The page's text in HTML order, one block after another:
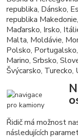
republika, Dánsko,
republika
Maďarsko, Irsko,
Malta, Moldávie,
Polsko,
Marino, Srbsko,
Švýcarsko, Turecko,
Řidič má možnost
následujících